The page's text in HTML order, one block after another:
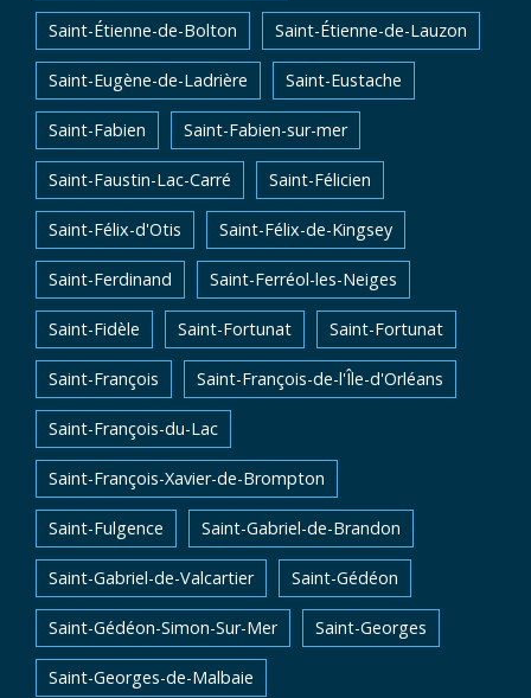
Saint-Étienne-de-Bolton Saint-Étienne-de-Lauzon
Saint-Eugène-de-Ladrière Saint-Eustache
Saint-Fabien Saint-Fabien-sur-mer
Saint-Faustin-Lac-Carré Saint-Félicien
Saint-Félix-d'Otis Saint-Félix-de-Kingsey
Saint-Ferdinand Saint-Ferréol-les-Neiges
Saint-Fidèle Saint-Fortunat Saint-Fortunat
Saint-François Saint-François-de-l'Île-d'Orléans
Saint-François-du-Lac
Saint-François-Xavier-de-Brompton
Saint-Fulgence Saint-Gabriel-de-Brandon
Saint-Gabriel-de-Valcartier Saint-Gédéon
Saint-Gédéon-Simon-Sur-Mer Saint-Georges
Saint-Georges-de-Malbaie